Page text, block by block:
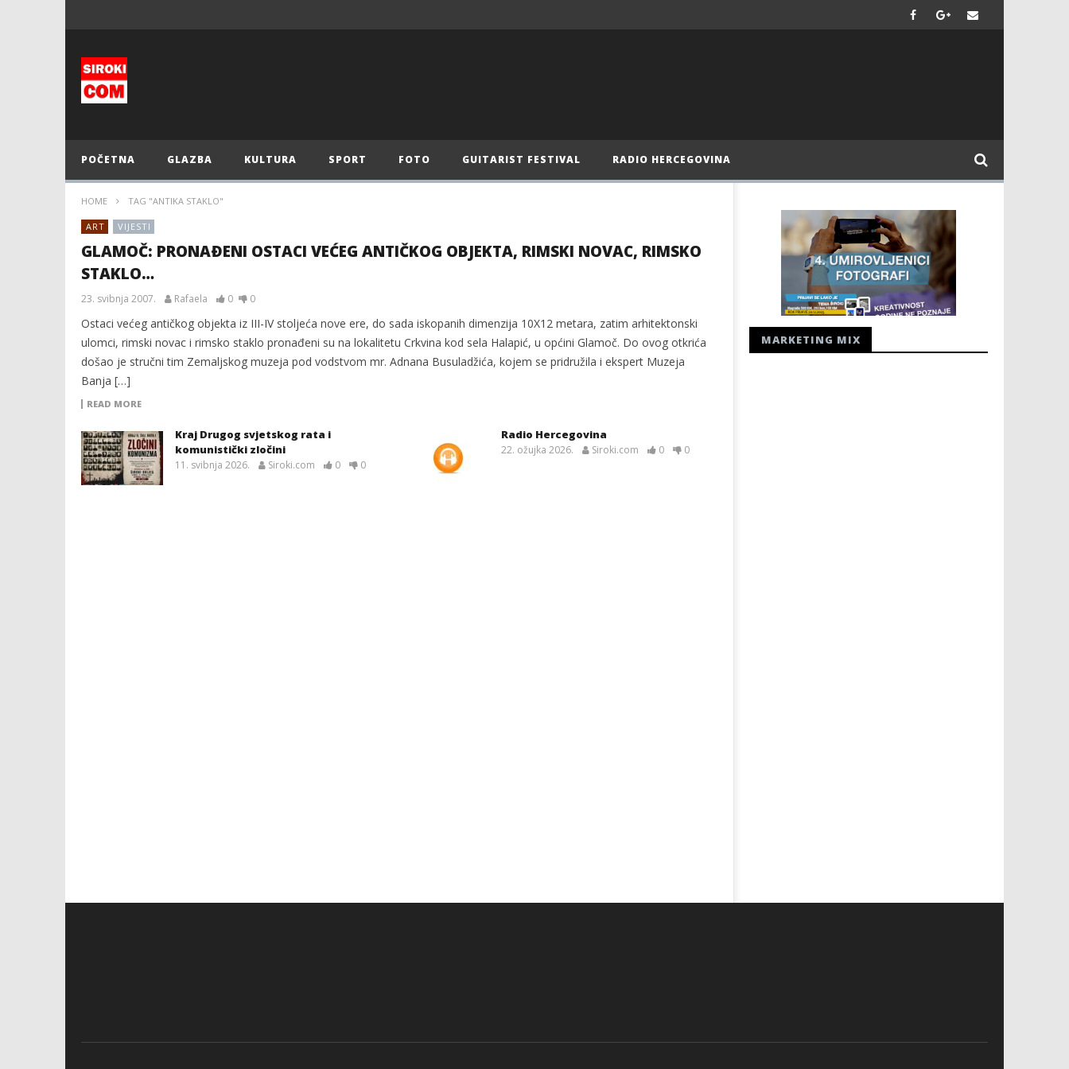
POČETNA GLAZBA KULTURA SPORT FOTO GUITARIST FESTIVAL RADIO HERCEGOVINA
HOME TAG "ANTIKA STAKLO"
ART VIJESTI
GLAMOČ: PRONAÐENI OSTACI VEĆEG ANTIČKOG OBJEKTA, RIMSKI NOVAC, RIMSKO
STAKLO…
23. svibnja 2007. Rafaela 0 0
Ostaci većeg antičkog objekta iz III-IV stoljeća nove ere, do sada iskopanih dimenzija 10X12 metara, zatim arhitektonski
ulomci, rimski novac i rimsko staklo pronađeni su na lokalitetu Crkvina kod sela Halapić, u općini Glamoč. Do ovog otkrića
došao je stručni tim Zemaljskog muzeja pod vodstvom mr. Adnana Busuladžića, kojem se pridružila i ekspert Muzeja
Banja […]
READ MORE
Kraj Drugog svjetskog rata i
komunistički zločini
11. svibnja 2026. Siroki.com 0 0
Radio Hercegovina
22. ožujka 2026. Siroki.com 0 0
MARKETING MIX